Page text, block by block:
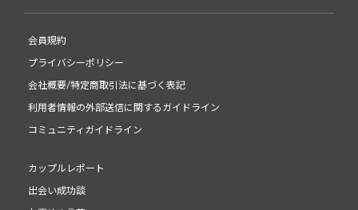
会員規約
プライバシーポリシー
会社概要/特定商取引法に基づく表記
利用者情報の外部送信に関するガイドライン
コミュニティガイドライン
カップルレポート
出会い成功談